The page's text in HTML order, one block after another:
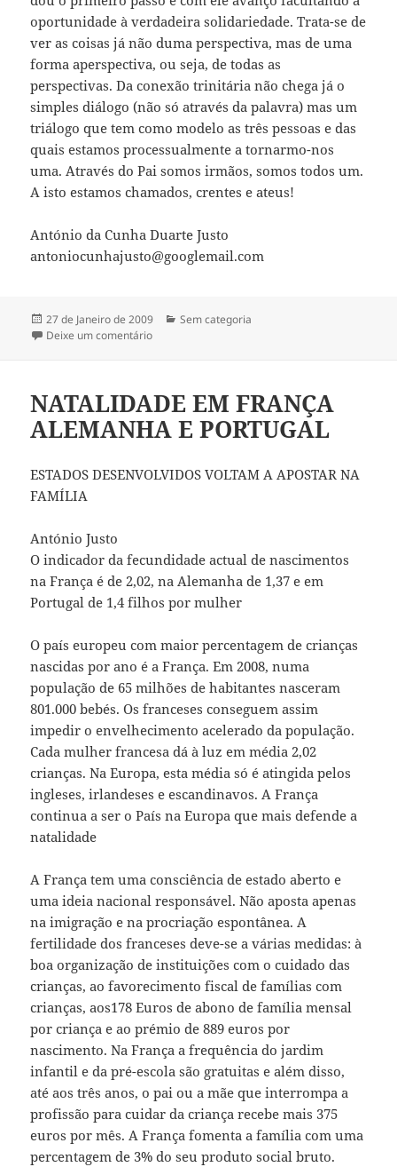
oportunidade à verdadeira solidariedade. Trata-se de
ver as coisas já não duma perspectiva, mas de uma
forma aperspectiva, ou seja, de todas as
perspectivas. Da conexão trinitária não chega já o
simples diálogo (não só através da palavra) mas um
triálogo que tem como modelo as três pessoas e das
quais estamos processualmente a tornarmo-nos
uma. Através do Pai somos irmãos, somos todos um.
A isto estamos chamados, crentes e ateus!
António da Cunha Duarte Justo
antoniocunhajusto@googlemail.com
Publicado
a
27 de Janeiro de 2009 Categorias
Sem categoria
Deixe um comentário
NATALIDADE EM FRANÇA
ALEMANHA E PORTUGAL
ESTADOS DESENVOLVIDOS VOLTAM A APOSTAR NA
FAMÍLIA
António Justo
O indicador da fecundidade actual de nascimentos
na França é de 2,02, na Alemanha de 1,37 e em
Portugal de 1,4 filhos por mulher
O país europeu com maior percentagem de crianças
nascidas por ano é a França. Em 2008, numa
população de 65 milhões de habitantes nasceram
801.000 bebés. Os franceses conseguem assim
impedir o envelhecimento acelerado da população.
Cada mulher francesa dá à luz em média 2,02
crianças. Na Europa, esta média só é atingida pelos
ingleses, irlandeses e escandinavos. A França
continua a ser o País na Europa que mais defende a
natalidade
A França tem uma consciência de estado aberto e
uma ideia nacional responsável. Não aposta apenas
na imigração e na procriação espontânea. A
fertilidade dos franceses deve-se a várias medidas: à
boa organização de instituições com o cuidado das
crianças, ao favorecimento fiscal de famílias com
crianças, aos178 Euros de abono de família mensal
por criança e ao prémio de 889 euros por
nascimento. Na França a frequência do jardim
infantil e da pré-escola são gratuitas e além disso,
até aos três anos, o pai ou a mãe que interrompa a
profissão para cuidar da criança recebe mais 375
euros por mês. A França fomenta a família com uma
percentagem de 3% do seu produto social bruto.